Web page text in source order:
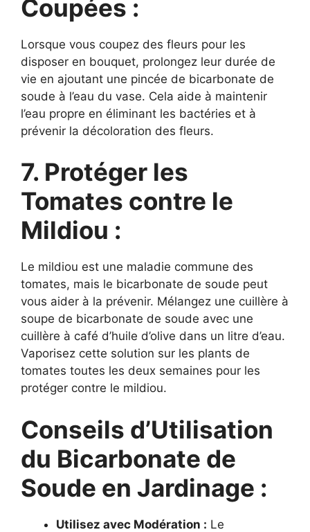
Coupées :
Lorsque vous coupez des fleurs pour les
disposer en bouquet, prolongez leur durée de
vie en ajoutant une pincée de bicarbonate de
soude à l’eau du vase. Cela aide à maintenir
l’eau propre en éliminant les bactéries et à
prévenir la décoloration des fleurs.
7. Protéger les
Tomates contre le
Mildiou :
Le mildiou est une maladie commune des
tomates, mais le bicarbonate de soude peut
vous aider à la prévenir. Mélangez une cuillère à
soupe de bicarbonate de soude avec une
cuillère à café d’huile d’olive dans un litre d’eau.
Vaporisez cette solution sur les plants de
tomates toutes les deux semaines pour les
protéger contre le mildiou.
Conseils d’Utilisation
du Bicarbonate de
Soude en Jardinage :
Utilisez avec Modération : Le